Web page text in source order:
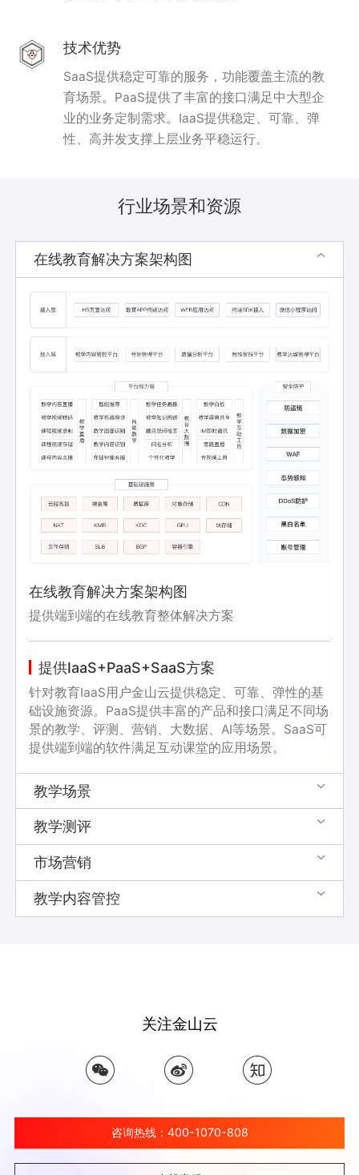
技术优势
SaaS提供稳定可靠的服务，功能覆盖主流的教
育场景。PaaS提供了丰富的接口满足中大型企
业的业务定制需求。IaaS提供稳定、可靠、弹
性、高并发支撑上层业务平稳运行。
行业场景和资源
在线教育解决方案架构图 
在线教育解决方案架构图
提供端到端的在线教育整体解决方案
提供IaaS+PaaS+SaaS方案
针对教育IaaS用户金山云提供稳定、可靠、弹性的基
础设施资源。PaaS提供丰富的产品和接口满足不同场
景的教学、评测、营销、大数据、AI等场景。SaaS可
提供端到端的软件满足互动课堂的应用场景。
教学场景 
教学测评 
教学测评
市场营销 
教学内容管控 
关注金山云
咨询热线：400-1070-808